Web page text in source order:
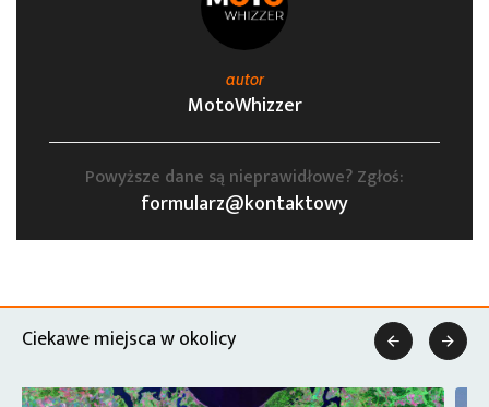
autor
MotoWhizzer
Powyższe dane są nieprawidłowe? Zgłoś:
formularz@kontaktowy
Ciekawe miejsca w okolicy  